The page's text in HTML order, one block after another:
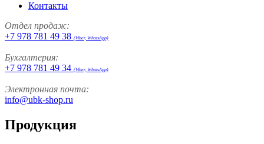
Контакты
Отдел продаж:
+7 978 781 49 38 (Viber, WhatsApp)
Бухгалтерия:
+7 978 781 49 34 (Viber, WhatsApp)
Электронная почта:
info@ubk-shop.ru
Продукция